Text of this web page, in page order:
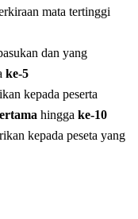
mata tertinggi
dan yang
ke-5
kepada peserta
hingga ke-10
kepada peseta yang